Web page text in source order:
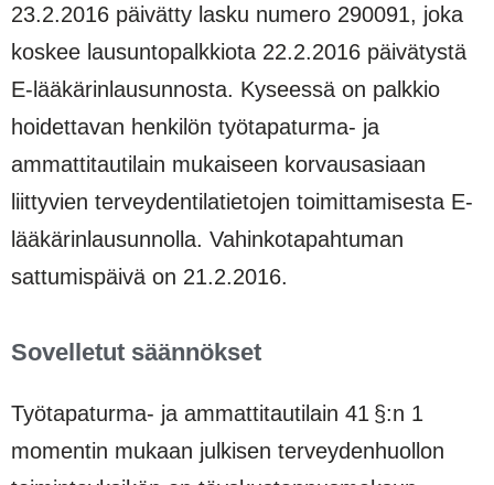
23.2.2016 päivätty lasku numero 290091, joka
koskee lausuntopalkkiota 22.2.2016 päivätystä
E-lääkärinlausunnosta. Kyseessä on palkkio
hoidettavan henkilön työtapaturma- ja
ammattitautilain mukaiseen korvausasiaan
liittyvien terveydentilatietojen toimittamisesta E-
lääkärinlausunnolla. Vahinkotapahtuman
sattumispäivä on 21.2.2016.
Sovelletut säännökset
Työtapaturma- ja ammattitautilain 41 §:n 1
momentin mukaan julkisen terveydenhuollon